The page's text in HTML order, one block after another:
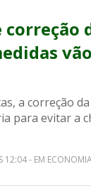
correção
a correção
para evitar a
12:04 - EM